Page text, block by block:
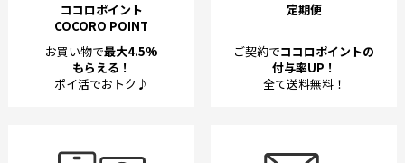
ココロポイント
COCORO POINT
お買い物で最大4.5%
もらえる！
ポイ活でおトク♪
定期便
ご契約でココロポイントの
付与率UP！
全て送料無料！